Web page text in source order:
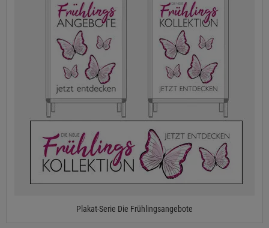
Plakat-Serie Die Frühlingsangebote